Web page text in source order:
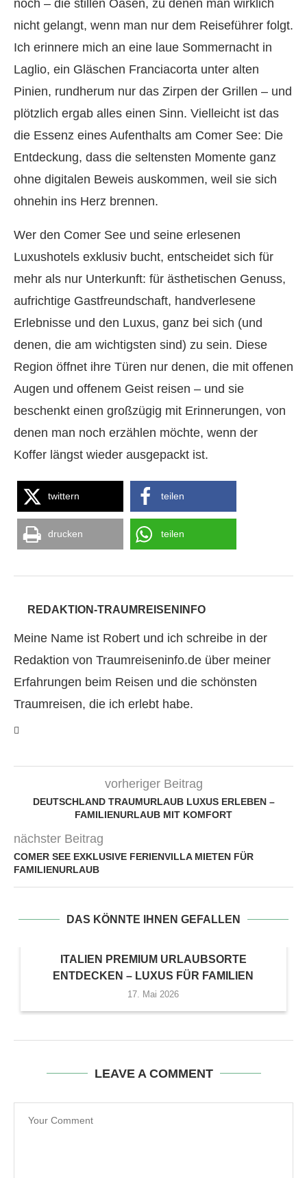
noch – die stillen Oasen, zu denen man wirklich
nicht gelangt, wenn man nur dem Reiseführer folgt.
Ich erinnere mich an eine laue Sommernacht in
Laglio, ein Gläschen Franciacorta unter alten
Pinien, rundherum nur das Zirpen der Grillen – und
plötzlich ergab alles einen Sinn. Vielleicht ist das
die Essenz eines Aufenthalts am Comer See: Die
Entdeckung, dass die seltensten Momente ganz
ohne digitalen Beweis auskommen, weil sie sich
ohnehin ins Herz brennen.
Wer den Comer See und seine erlesenen
Luxushotels exklusiv bucht, entscheidet sich für
mehr als nur Unterkunft: für ästhetischen Genuss,
aufrichtige Gastfreundschaft, handverlesene
Erlebnisse und den Luxus, ganz bei sich (und
denen, die am wichtigsten sind) zu sein. Diese
Region öffnet ihre Türen nur denen, die mit offenen
Augen und offenem Geist reisen – und sie
beschenkt einen großzügig mit Erinnerungen, von
denen man noch erzählen möchte, wenn der
Koffer längst wieder ausgepackt ist.
twittern teilen
drucken teilen
REDAKTION-TRAUMREISENINFO
Meine Name ist Robert und ich schreibe in der
Redaktion von Traumreiseninfo.de über meiner
Erfahrungen beim Reisen und die schönsten
Traumreisen, die ich erlebt habe.
vorheriger Beitrag
DEUTSCHLAND TRAUMURLAUB LUXUS ERLEBEN –
FAMILIENURLAUB MIT KOMFORT
nächster Beitrag
COMER SEE EXKLUSIVE FERIENVILLA MIETEN FÜR
FAMILIENURLAUB
DAS KÖNNTE IHNEN GEFALLEN
ITALIEN PREMIUM URLAUBSORTE
ENTDECKEN – LUXUS FÜR FAMILIEN
17. Mai 2026
LEAVE A COMMENT